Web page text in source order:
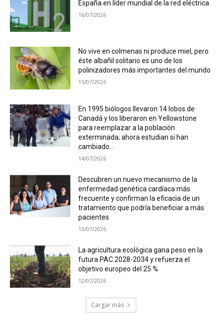
España en líder mundial de la red eléctrica
16/07/2026
No vive en colmenas ni produce miel, pero
éste albañil solitario es uno de los
polinizadores más importantes del mundo
15/07/2026
En 1995 biólogos llevaron 14 lobos de
Canadá y los liberaron en Yellowstone
para reemplazar a la población
exterminada; ahora estudian si han
cambiado...
14/07/2026
Descubren un nuevo mecanismo de la
enfermedad genética cardíaca más
frecuente y confirman la eficacia de un
tratamiento que podría beneficiar a más
pacientes
13/07/2026
La agricultura ecológica gana peso en la
futura PAC 2028-2034 y refuerza el
objetivo europeo del 25 %
12/07/2026
Cargar más